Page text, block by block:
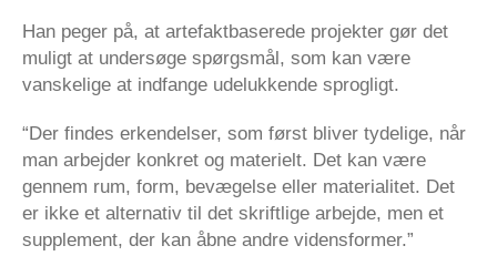
Han peger på, at artefaktbaserede projekter gør det
muligt at undersøge spørgsmål, som kan være
vanskelige at indfange udelukkende sprogligt.
“Der findes erkendelser, som først bliver tydelige, når
man arbejder konkret og materielt. Det kan være
gennem rum, form, bevægelse eller materialitet. Det
er ikke et alternativ til det skriftlige arbejde, men et
supplement, der kan åbne andre vidensformer.”